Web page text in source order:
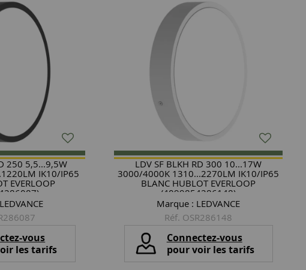
250 5,5...9,5W
IK10/IP65
EVERLOOP
LEDVANCE
vous
les tarifs
LDV SF BLKH RD 300 10...17W
3000/4000K 1310...2270LM IK10/IP65
BLANC HUBLOT EVERLOOP
(4099854286148)
Marque : LEDVANCE
Réf. OSR286148
Connectez-vous
pour voir les tarifs